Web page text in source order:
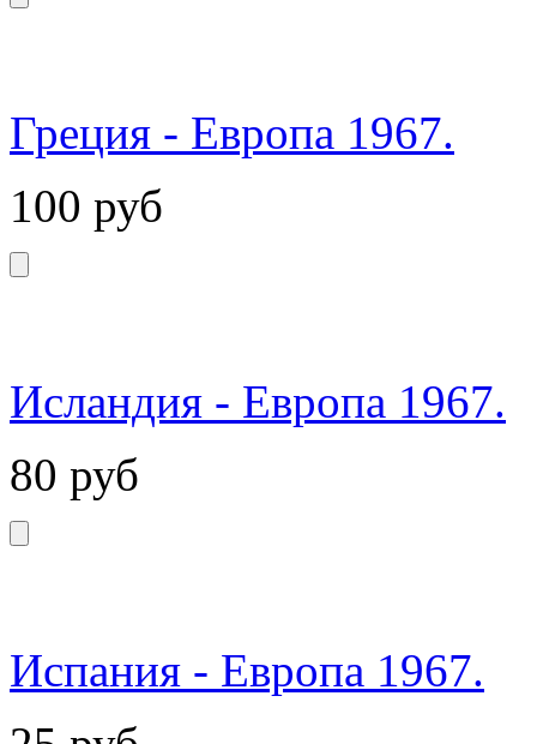
Греция - Европа 1967.
100 руб
Исландия - Европа 1967.
80 руб
Испания - Европа 1967.